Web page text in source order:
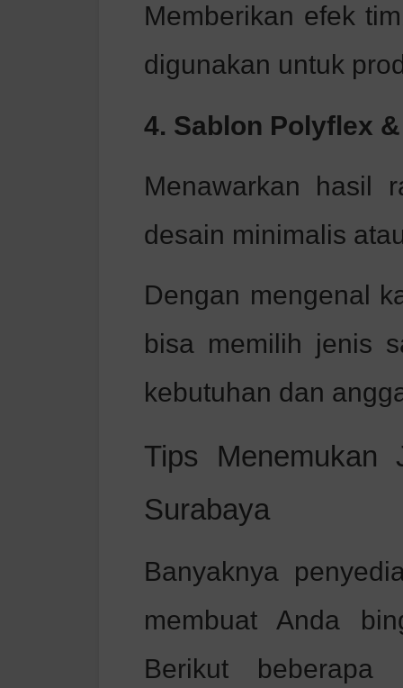
Memberikan efek
digunakan untuk
4. Sablon Polyflex
Menawarkan hasil
desain minimalis
Dengan mengenal
bisa memilih jenis
kebutuhan dan
Tips Menemukan
Surabaya
Banyaknya
membuat Anda
Berikut